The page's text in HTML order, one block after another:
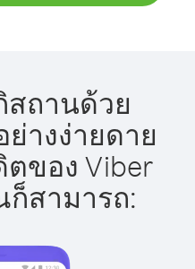
สถานด้วย
ย่างง่ายดาย
ของ Viber
สามารถ: